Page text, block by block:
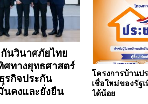
โครงการบ้านป
เชื่อใหม่ของรัฐ
ได้น้อย
นวินาศภัยไทย
ทางยุทธศาสตร์
รกิจประกัน
นคงและยั่งยืน